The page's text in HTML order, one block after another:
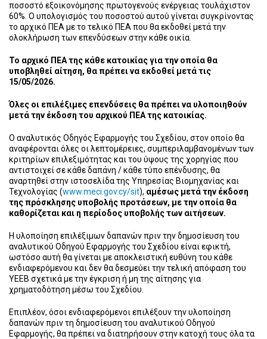
ποσοστό εξοικονόμησης πρωτογενούς ενέργειας τουλάχιστον
60%. Ο υπολογισμός του ποσοστού αυτού γίνεται συγκρίνοντας
το αρχικό ΠΕΑ με το τελικό ΠΕΑ που θα εκδοθεί μετά την
ολοκλήρωση των επενδύσεων στην κάθε οικία.
Το αρχικό ΠΕΑ της κάθε κατοικίας για την οποία θα
υποβληθεί αίτηση, θα πρέπει να εκδοθεί μετά τις
15/05/2026.
Όλες οι επιλέξιμες επενδύσεις θα πρέπει να υλοποιηθούν
μετά την έκδοση του αρχικού ΠΕΑ της κατοικίας.
Ο αναλυτικός Οδηγός Εφαρμογής του Σχεδίου, στον οποίο θα
αναφέρονται όλες οι λεπτομέρειες, συμπεριλαμβανομένων των
κριτηρίων επιλεξιμότητας και του ύψους της χορηγίας που
αντιστοιχεί σε κάθε δαπάνη / κάθε τύπο επένδυσης, θα
αναρτηθεί στην ιστοσελίδα της Υπηρεσίας Βιομηχανίας και
Τεχνολογίας (www.meci.gov.cy/sit), αμέσως μετά την έκδοση
της πρόσκλησης υποβολής προτάσεων, με την οποία θα
καθορίζεται και η περίοδος υποβολής των αιτήσεων.
Η υλοποίηση επιλέξιμων δαπανών πριν την δημοσίευση του
αναλυτικού Οδηγού Εφαρμογής του Σχεδίου είναι εφικτή,
ωστόσο αυτή θα γίνεται με αποκλειστική ευθύνη του κάθε
ενδιαφερόμενου και δεν θα δεσμεύει την τελική απόφαση του
ΥΕΕΒ σχετικά με την έγκριση ή μη της αίτησης για
χρηματοδότηση μέσω του Σχεδίου.
Επιπλέον, όσοι ενδιαφερόμενοι επιλέξουν την υλοποίηση
δαπανών πριν τη δημοσίευση του αναλυτικού Οδηγού
Εφαρμογής, θα πρέπει να διατηρήσουν στην κατοχή τους όλα τα